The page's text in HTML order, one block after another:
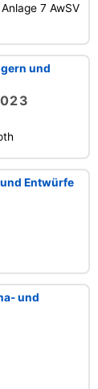
7 AwSV
und
Entwürfe
und